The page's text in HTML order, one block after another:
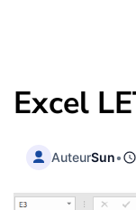
Excel
AuteurSun•